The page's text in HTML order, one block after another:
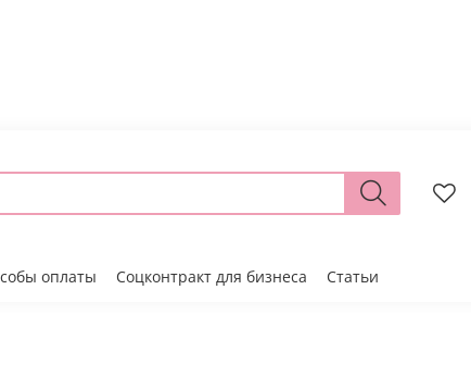
оплаты Соцконтракт для бизнеса Статьи